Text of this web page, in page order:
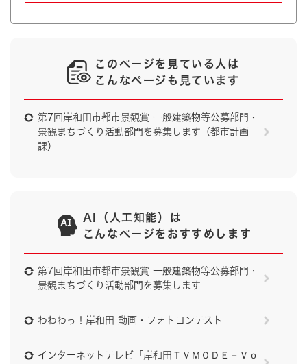
このページを見ている人は
こんなページも見ています
第7回岸和田市都市景観賞 一般建築物等公募部門・
景観まちづくり活動部門を募集します（都市計画
課）
AI（人工知能）は
こんなページをおすすめします
第7回岸和田市都市景観賞 一般建築物等公募部門・
景観まちづくり活動部門を募集します
わわわっ！岸和田 動画・フォトコンテスト
インターネットテレビ「岸和田ＴＶＭＯＤＥ－Ｖｏ